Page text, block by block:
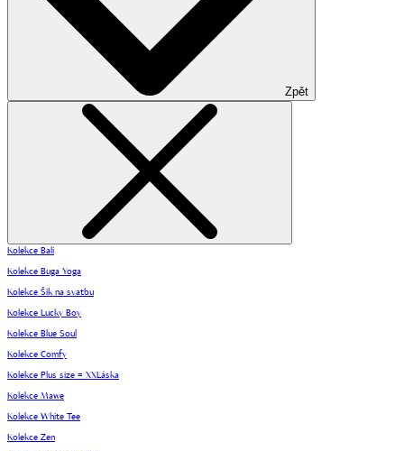
Zpět
Kolekce Bali
Kolekce Buga Yoga
Kolekce Šik na svatbu
Kolekce Lucky Boy
Kolekce Blue Soul
Kolekce Comfy
Kolekce Plus size = XXLáska
Kolekce Mawe
Kolekce White Tee
Kolekce Zen